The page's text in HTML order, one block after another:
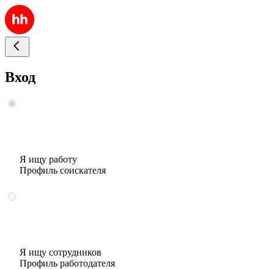
Вход
Я ищу работу
Профиль соискателя
Я ищу сотрудников
Профиль работодателя